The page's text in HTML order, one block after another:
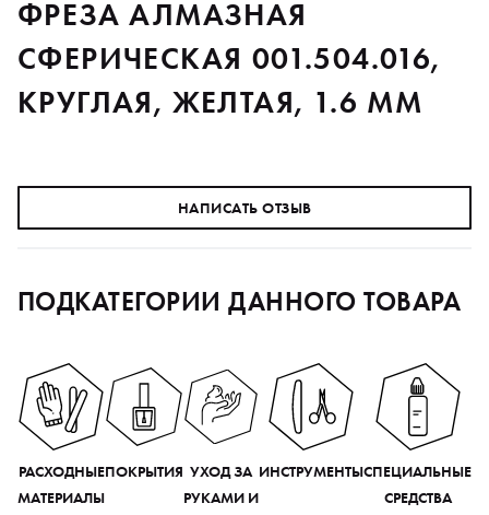
ФРЕЗА АЛМАЗНАЯ
СФЕРИЧЕСКАЯ 001.504.016,
КРУГЛАЯ, ЖЕЛТАЯ, 1.6 ММ
НАПИСАТЬ ОТЗЫВ
ПОДКАТЕГОРИИ ДАННОГО ТОВАРА
РАСХОДНЫЕ
МАТЕРИАЛЫ
ПОКРЫТИЯ УХОД ЗА
РУКАМИ И
ИНСТРУМЕНТЫСПЕЦИАЛЬНЫЕ
СРЕДСТВА